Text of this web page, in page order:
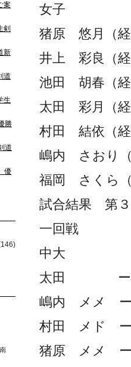
案
剣
新
道
生
勝
道
優
女子
猪原 悠月（
井上 彩良（
池田 胡春（
太田 彩月（
村田 結依（
嶋内 さおり
福岡 さくら
試合結果 第
一回戦
中大
太田
嶋内 メメ
村田 メド
猪原 メメ